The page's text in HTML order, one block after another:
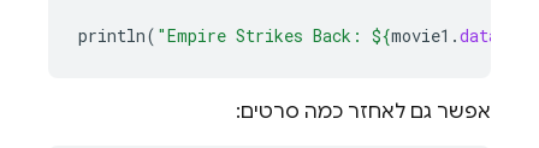
println( "Empire Strikes Back: ${movie1 .data
אפשר גם לאחזר כמה סרטים: